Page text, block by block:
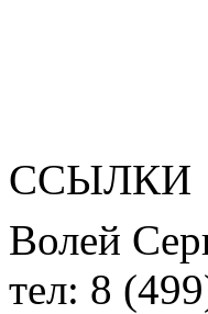
ССЫЛКИ
Волей
тел: 8